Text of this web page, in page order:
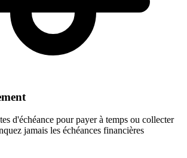
d'échéance pour payer à temps ou collecter
jamais les échéances financières